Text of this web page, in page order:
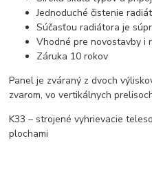
Jednoduché čistenie
Súčasťou radiátora je
Vhodné pre novostavby i
Záruka 10 rokov
Panel je zváraný z dvoch
zvarom, vo vertikálnych
K33 – strojené vyhrievacie
plochami